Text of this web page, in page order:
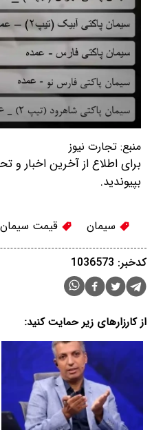
منبع: تجارت نیوز
برای اطلاع از آخرین اخبار و
بپیوندید.
سیمان قیمت سیمان
کدخبر: 1036573
از کارزارهای زیر حمایت کنید: